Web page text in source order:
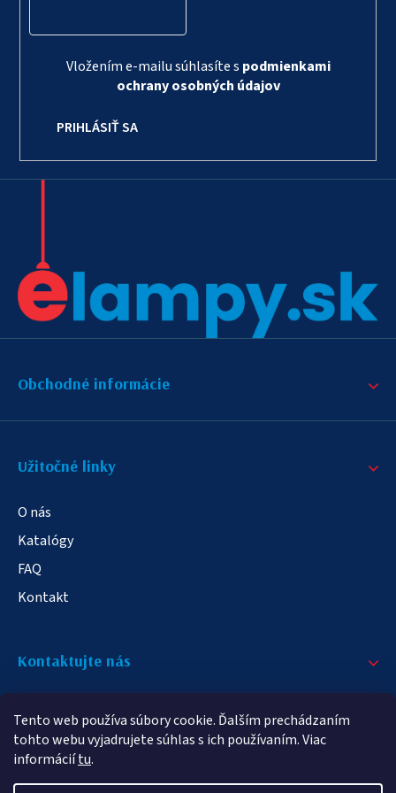
Tento web používa súbory cookie. Ďalším prechádzaním
tohto webu vyjadrujete súhlas s ich používaním. Viac
informáciítu.
Vložením e-mailu súhlasíte s podmienkami
ochrany osobných údajov
PRIHLÁSIŤ SA
Obchodné informácie
Užitočné linky
O nás
Katalógy
FAQ
Kontakt
Kontaktujte nás
info@elampa.sk